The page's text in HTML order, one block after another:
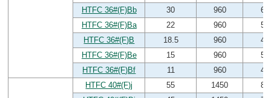
HTFC 36#(F)Bb
30 960
HTFC 36#(F)Ba
22 960
HTFC 36#(F)B
18.5 960
HTFC 36#(F)Be
15 960
HTFC 36#(F)Bf
11 960
HTFC 40#(F)j 55 1450